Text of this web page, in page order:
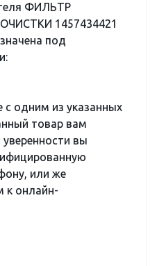
ФИЛЬТР
1457434421
под
с одним из указанных
товар вам
вы
или же
к онлайн-